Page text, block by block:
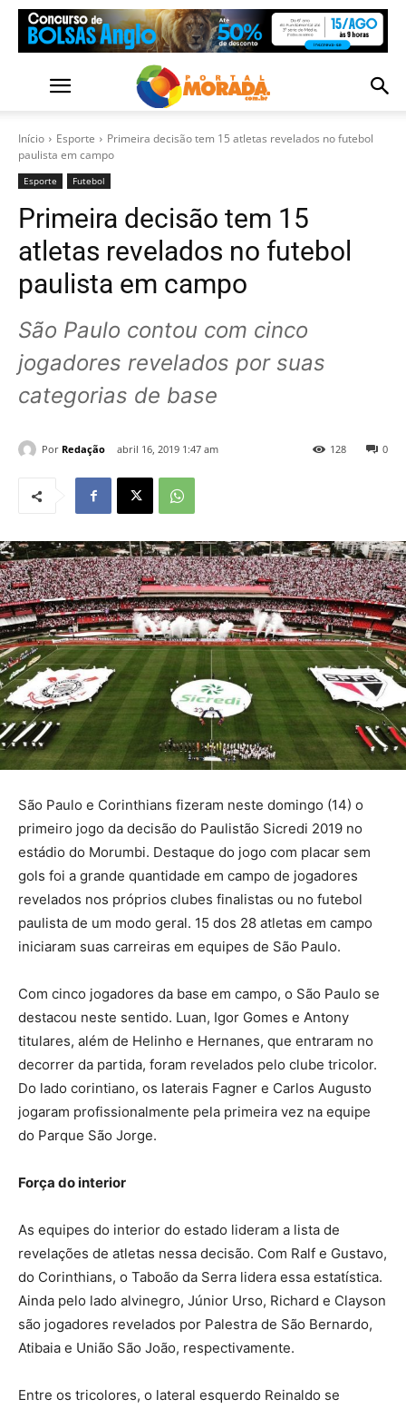
Início Esporte
Primeira decisão tem 15 atletas revelados no futebol
paulista em campo
Esporte Futebol
Primeira decisão tem 15
atletas revelados no futebol
paulista em campo
São Paulo contou com cinco
jogadores revelados por suas
categorias de base
Por Redação abril 16, 2019 1:47 am 0
128
São Paulo e Corinthians fizeram neste domingo (14) o
primeiro jogo da decisão do Paulistão Sicredi 2019 no
estádio do Morumbi. Destaque do jogo com placar sem
gols foi a grande quantidade em campo de jogadores
revelados nos próprios clubes finalistas ou no futebol
paulista de um modo geral. 15 dos 28 atletas em campo
iniciaram suas carreiras em equipes de São Paulo.
Com cinco jogadores da base em campo, o São Paulo se
destacou neste sentido. Luan, Igor Gomes e Antony
titulares, além de Helinho e Hernanes, que entraram no
decorrer da partida, foram revelados pelo clube tricolor.
Do lado corintiano, os laterais Fagner e Carlos Augusto
jogaram profissionalmente pela primeira vez na equipe
do Parque São Jorge.
Força do interior
As equipes do interior do estado lideram a lista de
revelações de atletas nessa decisão. Com Ralf e Gustavo,
do Corinthians, o Taboão da Serra lidera essa estatística.
Ainda pelo lado alvinegro, Júnior Urso, Richard e Clayson
são jogadores revelados por Palestra de São Bernardo,
Atibaia e União São João, respectivamente.
Entre os tricolores, o lateral esquerdo Reinaldo se